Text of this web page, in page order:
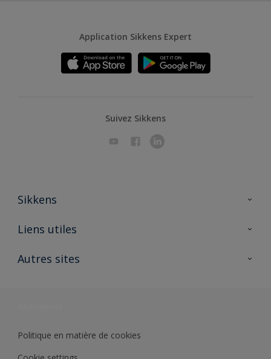
Application Sikkens Expert
Suivez Sikkens
Sikkens
A propos de Sikkens
Liens utiles
Ouvrir un magasin PASS
Autres sites
Politique en matière de cookies